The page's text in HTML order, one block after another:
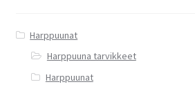
Harppuunat
Harppuuna tarvikkeet
Harppuunat